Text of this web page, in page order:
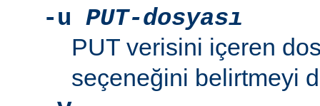
-u PUT-dosyası
PUT verisini içeren
seçeneğini belirtmeyi